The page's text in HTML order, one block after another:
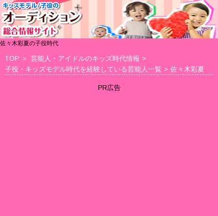
佐々木彩夏の子役時代
TOP ＞ 芸能人・アイドルのキッズ時代情報 >
子役・キッズモデル時代を経験している芸能人一覧 > 佐々木彩夏
PR広告